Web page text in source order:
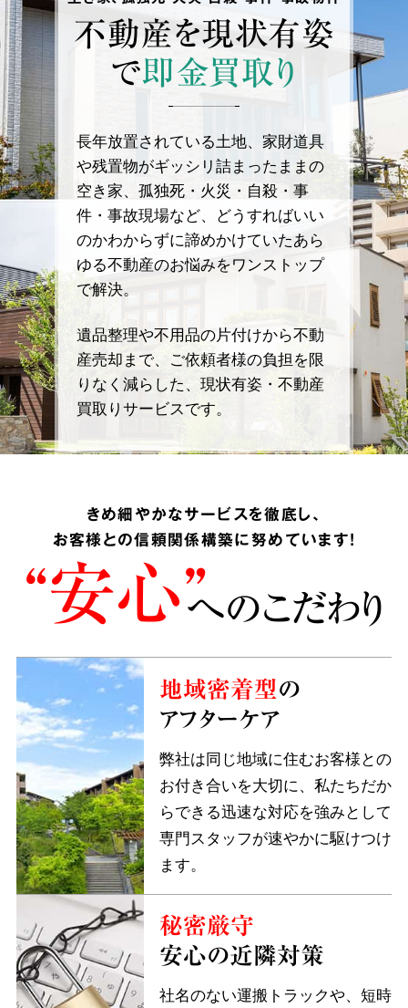
不動産を現状有姿
で即金買取り
長年放置されている土地、家財道具
や残置物がギッシリ詰まったままの
空き家、孤独死・火災・自殺・事
件・事故現場など、どうすればいい
のかわからずに諦めかけていたあら
ゆる不動産のお悩みをワンストップ
で解決。
遺品整理や不用品の片付けから不動
産売却まで、ご依頼者様の負担を限
りなく減らした、現状有姿・不動産
買取りサービスです。
きめ細やかなサービスを徹底し、
お客様との信頼関係構築に努めています!
“安心”へのこだわり
地域密着型の
アフターケア
弊社は同じ地域に住むお客様との
お付き合いを大切に、私たちだか
らできる迅速な対応を強みとして
専門スタッフが速やかに駆けつけ
ます。
秘密厳守
安心の近隣対策
社名のない運搬トラックや、短時